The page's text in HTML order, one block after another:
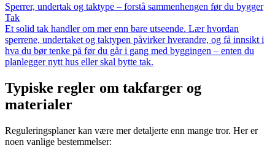
Sperrer, undertak og taktype – forstå sammenhengen før du bygger
Tak
Et solid tak handler om mer enn bare utseende. Lær hvordan
sperrene, undertaket og taktypen påvirker hverandre, og få innsikt i
hva du bør tenke på før du går i gang med byggingen – enten du
planlegger nytt hus eller skal bytte tak.
Typiske regler om takfarger og
materialer
Reguleringsplaner kan være mer detaljerte enn mange tror. Her er
noen vanlige bestemmelser: